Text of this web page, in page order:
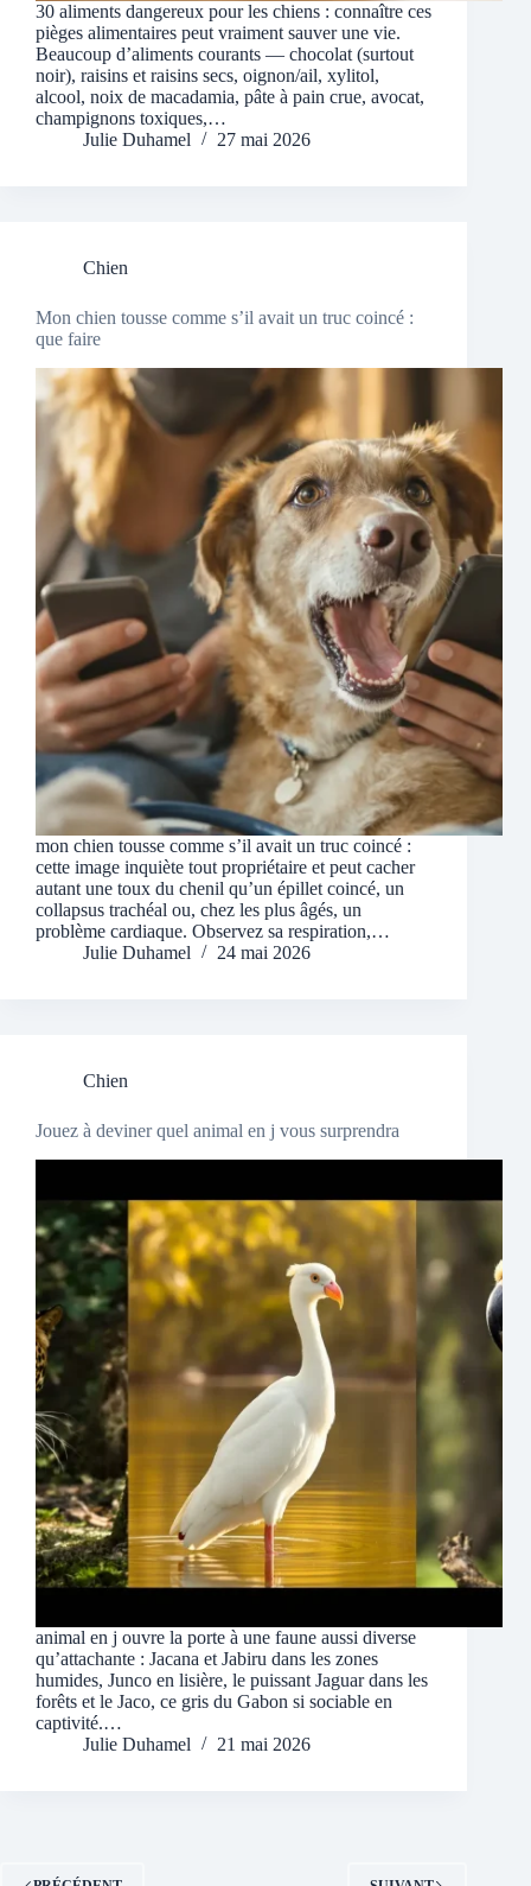
30 aliments dangereux pour les chiens : connaître ces
pièges alimentaires peut vraiment sauver une vie.
Beaucoup d’aliments courants — chocolat (surtout
noir), raisins et raisins secs, oignon/ail, xylitol,
alcool, noix de macadamia, pâte à pain crue, avocat,
champignons toxiques,…
Julie Duhamel
27 mai 2026
Chien
Mon chien tousse comme s’il avait un truc coincé :
que faire
mon chien tousse comme s’il avait un truc coincé :
cette image inquiète tout propriétaire et peut cacher
autant une toux du chenil qu’un épillet coincé, un
collapsus trachéal ou, chez les plus âgés, un
problème cardiaque. Observez sa respiration,…
Julie Duhamel
24 mai 2026
Chien
Jouez à deviner quel animal en j vous surprendra
animal en j ouvre la porte à une faune aussi diverse
qu’attachante : Jacana et Jabiru dans les zones
humides, Junco en lisière, le puissant Jaguar dans les
forêts et le Jaco, ce gris du Gabon si sociable en
captivité.…
Julie Duhamel
21 mai 2026